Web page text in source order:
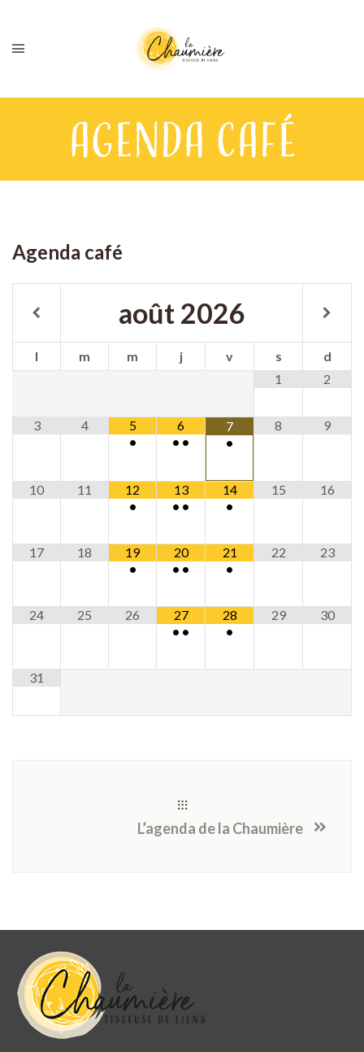
Agenda café
Agenda café
août 2026
l m m j v s
d
1
2
3 4
5
•
6
• •
7
•
8 9
10 11
12
•
13
• •
14
•
15 16
17 18
19
•
20
• •
21
•
22 23
24 25 26
27
• •
28
•
29 30
31
L’agenda de la Chaumière